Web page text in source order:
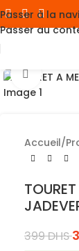
Passer à la
Passer au
Accueil/
399DHS